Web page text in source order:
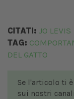
CITATI: JO LEVIS
TAG:
DEL GATTO
Se l'articolo ti
sui nostri